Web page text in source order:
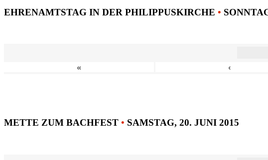
EHRENAMTSTAG IN DER PHILIPPUSKIRCHE •
« ‹
METTE ZUM BACHFEST • SAMSTAG, 20. JUNI 2015